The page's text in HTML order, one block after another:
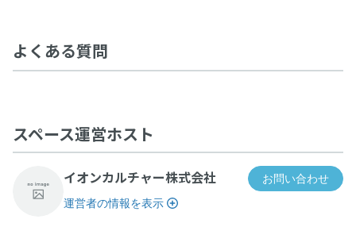
よくある質問
スペース運営ホスト
イオンカルチャー株式会社
お問い合わせ
運営者の情報を表示